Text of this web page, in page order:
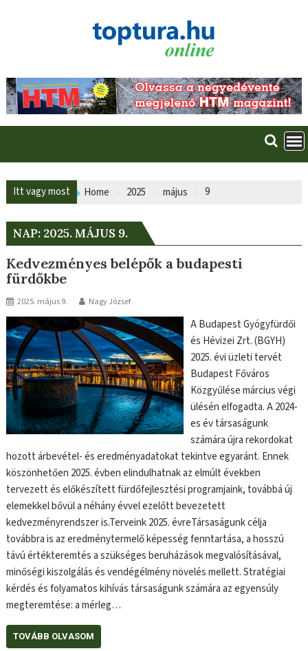
Itt vagy most Home 2025 május 9
NAP: 2025. MÁJUS 9.
Kedvezményes belépők a budapesti
fürdőkbe
2025. május 9. Nagy József
A Budapest Gyógyfürdői
és Hévizei Zrt. (BGYH)
2025. évi üzleti tervét
Budapest Főváros
Közgyűlése március végi
ülésén elfogadta. A 2024-
es év társaságunk
számára újra rekordokat
hozott árbevétel- és eredményadatokat tekintve egyaránt. Ennek
köszönhetően 2025. évben elindulhatnak az elmúlt években
tervezett és előkészített fürdőfejlesztési programjaink, továbbá új
elemekkel bővül a néhány évvel ezelőtt bevezetett
kedvezményrendszer is.Terveink 2025. évreTársaságunk célja
továbbra is az eredménytermelő képesség fenntartása, a hosszú
távú értékteremtés a szükséges beruházások megvalósításával,
minőségi kiszolgálás és vendégélmény növelés mellett. Stratégiai
kérdés és folyamatos kihívás társaságunk számára az egyensúly
megteremtése: a mérleg…
TOVÁBB OLVASOM